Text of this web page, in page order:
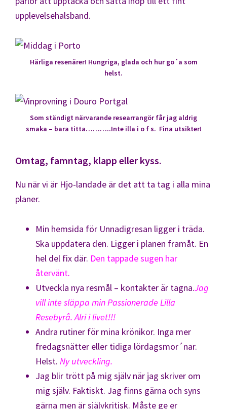
upplevelsehalsband.
Härliga resenärer! Hungriga, glada och hur go´a som
helst.
Som ständigt närvarande researrangör får jag aldrig
smaka – bara titta………..Inte illa i o f s. Fina utsikter!
Omtag, famntag, klapp eller kyss.
Nu när vi är Hjo-landade är det att ta tag i alla mina
planer.
Min hemsida för Unnadigresan ligger i träda.
Ska uppdatera den. Ligger i planen framåt. En
hel del fix där. Den tappade sugen har
återvänt.
Utveckla nya resmål – kontakter är tagna.Jag
vill inte släppa min Passionerade Lilla
Resebyrå. Alri i livet!!!
Andra rutiner för mina krönikor. Inga mer
fredagsnätter eller tidiga lördagsmor´nar.
Helst. Ny utveckling.
Jag blir trött på mig själv när jag skriver om
mig själv. Faktiskt. Jag finns gärna och syns
gärna men är självkritisk. Måste ge er